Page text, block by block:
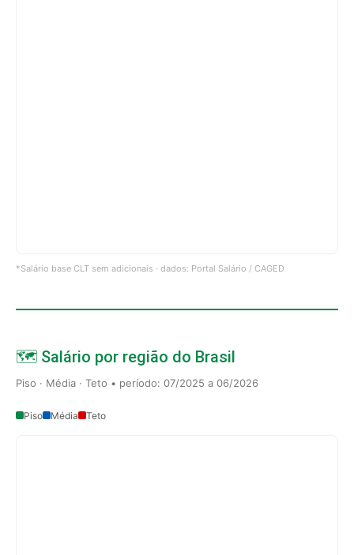
*Salário base CLT sem adicionais · dados: Portal Salário / CAGED
🗺️ Salário por região do Brasil
Piso · Média · Teto • período: 07/2025 a 06/2026
Piso Média Teto